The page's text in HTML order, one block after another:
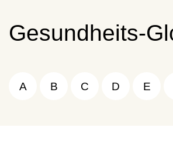
Gesundheits-
A B C D E